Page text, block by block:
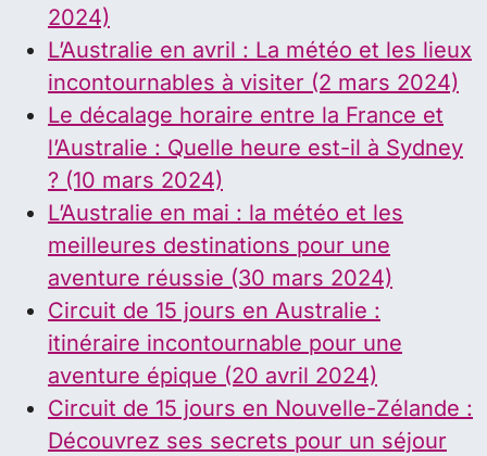
2024)
L’Australie en avril : La météo et les lieux
incontournables à visiter (2 mars 2024)
Le décalage horaire entre la France et
l’Australie : Quelle heure est-il à Sydney
? (10 mars 2024)
L’Australie en mai : la météo et les
meilleures destinations pour une
aventure réussie (30 mars 2024)
Circuit de 15 jours en Australie :
itinéraire incontournable pour une
aventure épique (20 avril 2024)
Circuit de 15 jours en Nouvelle-Zélande :
Découvrez ses secrets pour un séjour